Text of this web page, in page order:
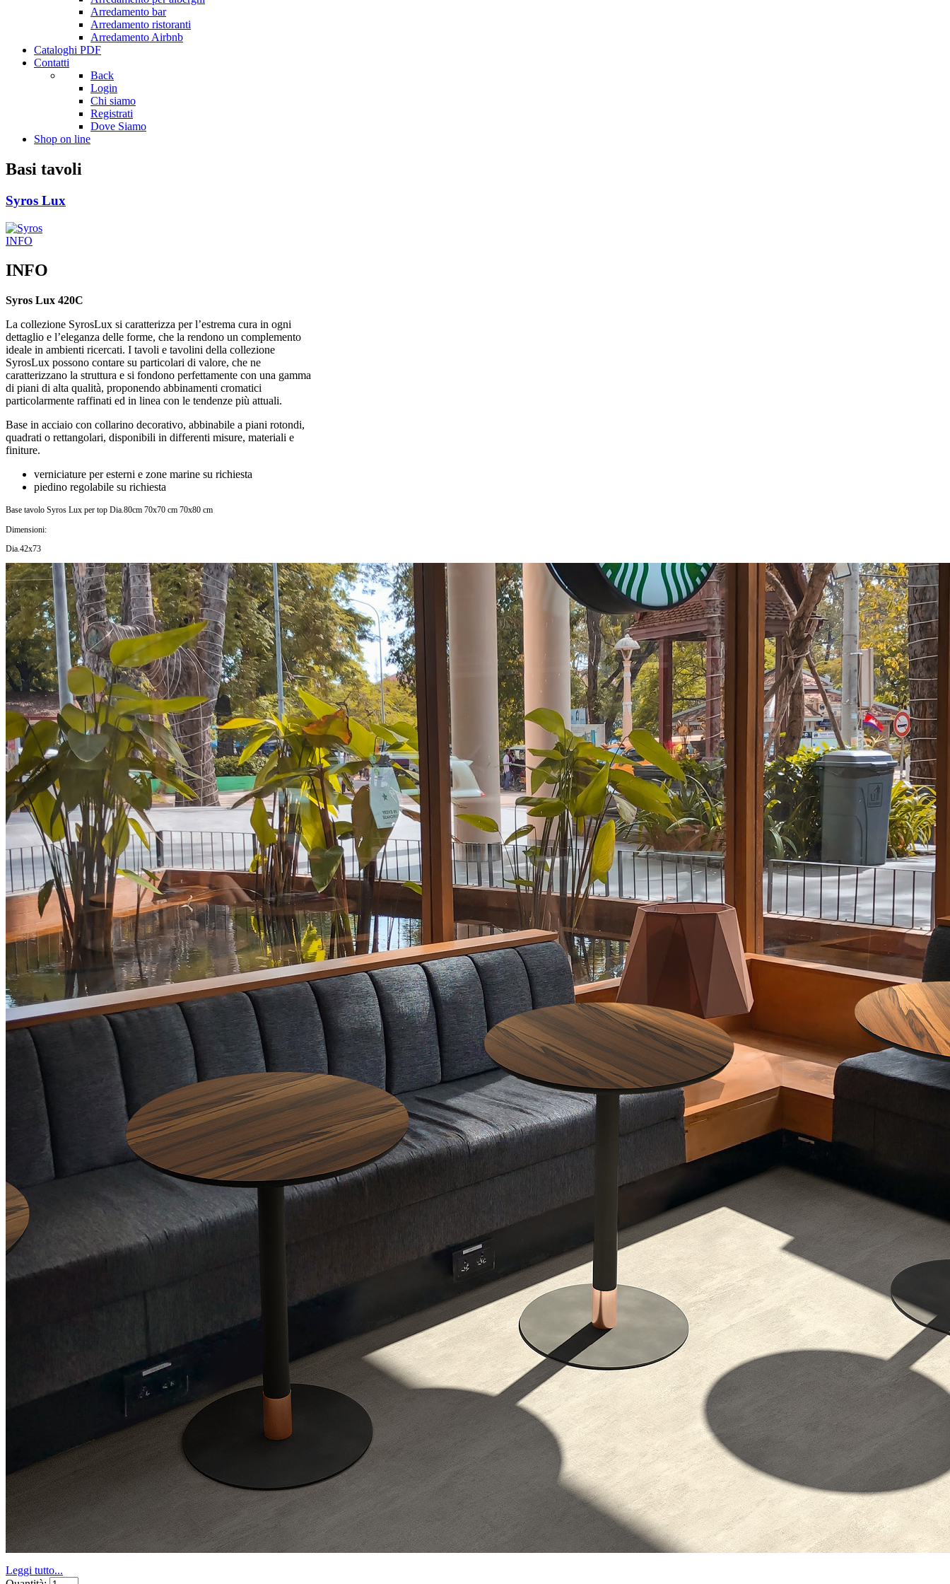
Arredamento bar
Arredamento ristoranti
Arredamento Airbnb
Cataloghi PDF
Contatti
Back
Login
Chi siamo
Registrati
Dove Siamo
Shop on line
Basi tavoli
Syros Lux
INFO
INFO
Syros Lux 420C
La collezione SyrosLux si caratterizza per l’estrema cura in ogni
dettaglio e l’eleganza delle forme, che la rendono un complemento
ideale in ambienti ricercati. I tavoli e tavolini della collezione
SyrosLux possono contare su particolari di valore, che ne
caratterizzano la struttura e si fondono perfettamente con una gamma
di piani di alta qualità, proponendo abbinamenti cromatici
particolarmente raffinati ed in linea con le tendenze più attuali.
Base in acciaio con collarino decorativo, abbinabile a piani rotondi,
quadrati o rettangolari, disponibili in differenti misure, materiali e
finiture.
verniciature per esterni e zone marine su richiesta
piedino regolabile su richiesta
Base tavolo Syros Lux per top Dia.80cm 70x70 cm 70x80 cm
Dimensioni:
Dia.42x73
Leggi tutto...